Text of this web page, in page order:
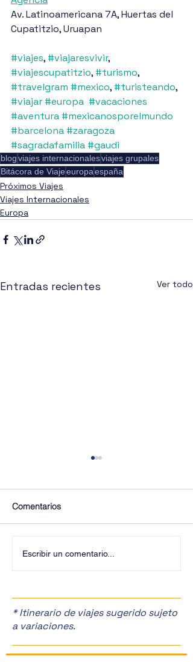
Av. Latinoamericana 7A, Huertas del
Cupatitzio, Uruapan
#viajes, #viajaresvivir,
#viajescupatitzio, #turismo,
#travelgram #mexico, #turisteando,
#viajar #europa #vacaciones
#aventura #mexicanosporelmundo
#barcelona #zaragoza
#sagradafamilia #gaudi
blogviajes internacionalesviajes grupales
Bitácora de Viajeeuropaespaña
Próximos Viajes
Viajes Internacionales
Europa
Entradas recientes Ver todo
Comentarios
Escribir un comentario...
* Itinerario de viajes sugerido sujeto
a variaciones.